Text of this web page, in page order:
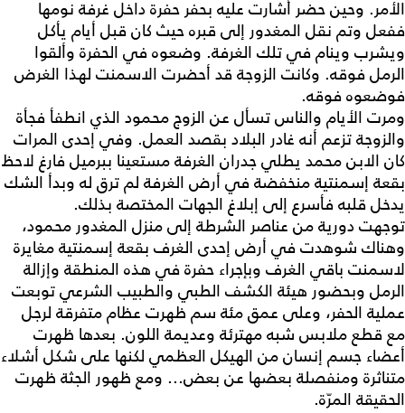
الأمر. وحين حضر أشارت عليه بحفر حفرة داخل غرفة نومها
ففعل وتم نقل المغدور إلى قبره حيث كان قبل أيام يأكل
ويشرب وينام في تلك الغرفة. وضعوه في الحفرة وألقوا
الرمل فوقه. وكانت الزوجة قد أحضرت الاسمنت لهذا الغرض
فوضعوه فوقه.
ومرت الأيام والناس تسأل عن الزوج محمود الذي انطفأ فجأة
والزوجة تزعم أنه غادر البلاد بقصد العمل. وفي إحدى المرات
كان الابن محمد يطلي جدران الغرفة مستعينا ببرميل فارغ لاحظ
بقعة إسمنتية منخفضة في أرض الغرفة لم ترق له وبدأ الشك
يدخل قلبه فأسرع إلى إبلاغ الجهات المختصة بذلك.
توجهت دورية من عناصر الشرطة إلى منزل المغدور محمود،
وهناك شوهدت في أرض إحدى الغرف بقعة إسمنتية مغايرة
لاسمنت باقي الغرف وبإجراء حفرة في هذه المنطقة وإزالة
الرمل وبحضور هيئة الكشف الطبي والطبيب الشرعي توبعت
عملية الحفر، وعلى عمق مئة سم ظهرت عظام متفرقة لرجل
مع قطع ملابس شبه مهترئة وعديمة اللون. بعدها ظهرت
أعضاء جسم إنسان من الهيكل العظمي لكنها على شكل أشلاء
متناثرة ومنفصلة بعضها عن بعض... ومع ظهور الجثة ظهرت
الحقيقة المرّة.